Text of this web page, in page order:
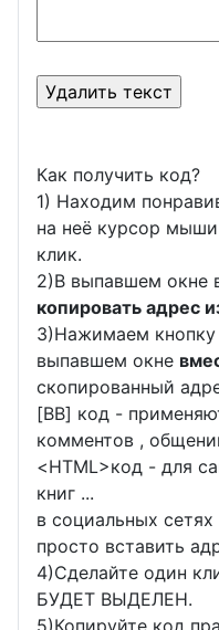
Как получить код?
1) Находим
на неё курсор
клик.
2)В выпавшем окне
копировать адрес
3)Нажимаем
выпавшем окне
скопированный
[BB] код -
комментов ,
<HTML>код - для
книг ...
в социальных
просто вставить
4)Сделайте один
БУДЕТ ВЫДЕЛЕН.
5)Копируйте код